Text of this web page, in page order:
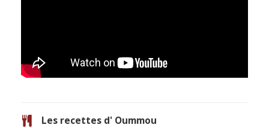
Les recettes d' Oummou